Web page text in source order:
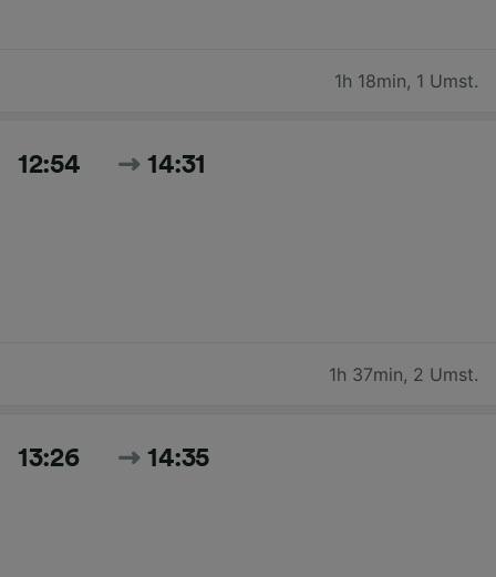
1h 18min, 1 Umst.
12:54 14:31
1h 37min, 2 Umst.
13:26 14:35